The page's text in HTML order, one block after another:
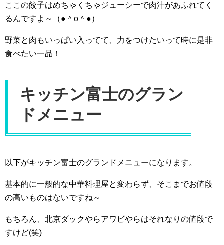
ここの餃子はめちゃくちゃジューシーで肉汁があふれてく
るんですよ～（●＾o＾●）
野菜と肉もいっぱい入ってて、力をつけたいって時に是非
食べたい一品！
キッチン富士のグラン
ドメニュー
以下がキッチン富士のグランドメニューになります。
基本的に一般的な中華料理屋と変わらず、そこまでお値段
の高いものはないですね～
もちろん、北京ダックやらアワビやらはそれなりの値段で
すけど(笑)